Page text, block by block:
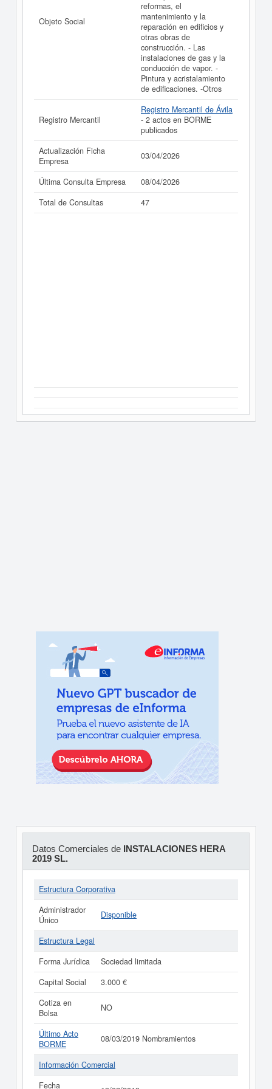
Objeto Social
reformas, el
mantenimiento y la
reparación en edificios y
otras obras de
construcción. - Las
instalaciones de gas y la
conducción de vapor. -
Pintura y acristalamiento
de edificaciones. -Otros
Registro Mercantil
Registro Mercantil de Ávila
- 2 actos en BORME
publicados
Actualización Ficha
Empresa
03/04/2026
Última Consulta Empresa
08/04/2026
Total de Consultas
47
Datos Comerciales de INSTALACIONES HERA
2019 SL.
Estructura Corporativa
Administrador
Único
Disponible
Estructura Legal
Forma Jurídica
Sociedad limitada
Capital Social
3.000 €
Cotiza en
Bolsa
NO
Último Acto
BORME
08/03/2019 Nombramientos
Información Comercial
Fecha